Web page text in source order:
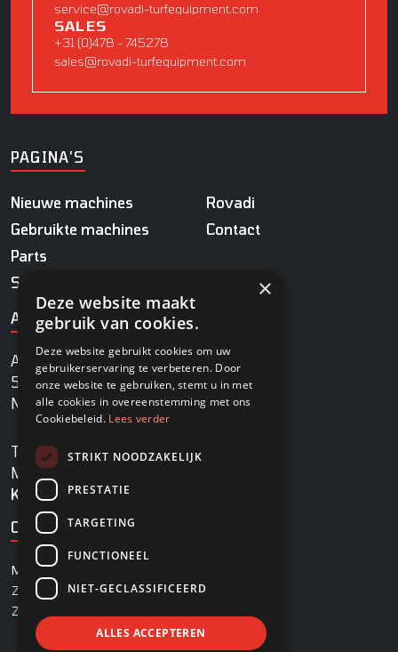
service@rovadi-turfequipment.com
SALES
+31 (0)478 - 745278
sales@rovadi-turfequipment.com
PAGINA'S
Nieuwe machines
Gebruikte machines
Parts
Service
Rovadi
Contact
ADRES
Agrobaan 13
5813 EB Ysselsteyn
Nederland
TEL
+31478745270
MAILinfo@rovadi-turfequipment.com
KVK
96455101
OPENINGSTIJDEN
MAANDAG - VRIJDAG
ZATERDAG
08:00 - 12:30
ZONDAG
×
Deze website maakt
gebruik van cookies.
Deze website gebruikt cookies om uw
gebruikerservaring te verbeteren. Door
onze website te gebruiken, stemt u in met
alle cookies in overeenstemming met ons
Cookiebeleid. Lees verder
STRIKT NOODZAKELIJK
PRESTATIE
TARGETING
FUNCTIONEEL
NIET-GECLASSIFICEERD
ALLES ACCEPTEREN